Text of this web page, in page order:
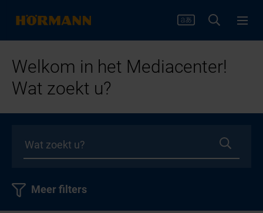
Welkom in het Mediacenter!
Wat zoekt u?
Meer filters